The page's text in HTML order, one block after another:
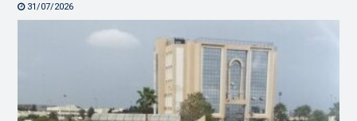
31/07/2026